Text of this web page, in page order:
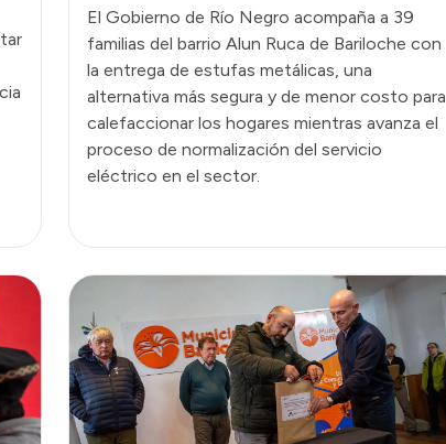
El Gobierno de Río Negro acompaña a 39
familias del barrio Alun Ruca de Bariloche con
la entrega de estufas metálicas, una
alternativa más segura y de menor costo para
calefaccionar los hogares mientras avanza el
proceso de normalización del servicio
eléctrico en el sector.